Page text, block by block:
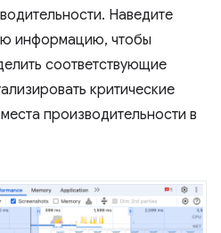
Наведите
информацию, чтобы
соответствующие
критические
производительности в